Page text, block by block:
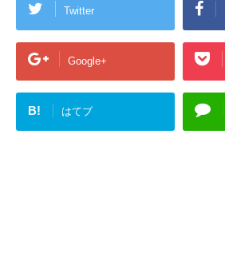
Twitter
Google+
B! はてブ